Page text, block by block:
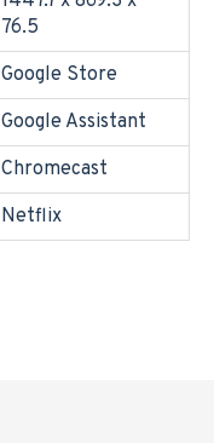
76.5
Google Store
Google Assistant
Chromecast
Netflix